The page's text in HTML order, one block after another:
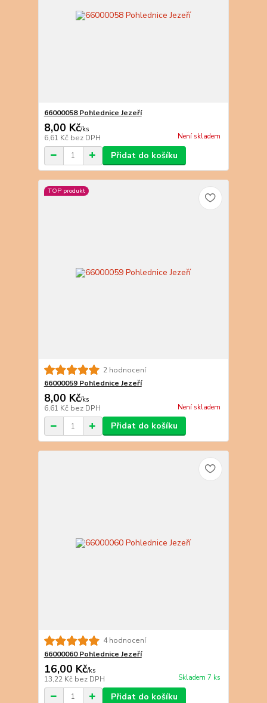
66000058 Pohlednice Jezeří
8,00 Kč/ks
6,61 Kč bez DPH Není skladem
Přidat do košíku
TOP produkt
2 hodnocení
66000059 Pohlednice Jezeří
8,00 Kč/ks
6,61 Kč bez DPH Není skladem
Přidat do košíku
4 hodnocení
66000060 Pohlednice Jezeří
16,00 Kč/ks
13,22 Kč bez DPH Skladem 7 ks
Přidat do košíku